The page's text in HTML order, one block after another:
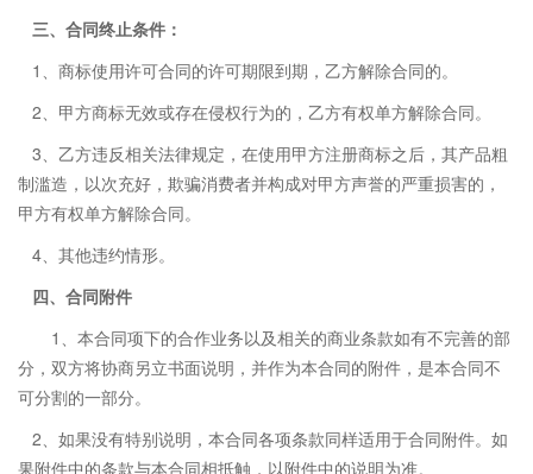
三、合同终止条件：
1、商标使用许可合同的许可期限到期，乙方解除合同的。
2、甲方商标无效或存在侵权行为的，乙方有权单方解除合同。
3、乙方违反相关法律规定，在使用甲方注册商标之后，其产品粗
制滥造，以次充好，欺骗消费者并构成对甲方声誉的严重损害的，
甲方有权单方解除合同。
4、其他违约情形。
四、 合同附件
1、本合同项下的合作业务以及相关的商业条款如有不完善的部
分，双方将协商另立书面说明，并作为本合同的附件，是本合同不
可分割的一部分。
2、如果没有特别说明，本合同各项条款同样适用于合同附件。如
果附件中的条款与本合同相抵触，以附件中的说明为准。